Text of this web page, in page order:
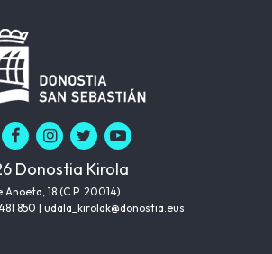
Donostia Kirola
Anoeta, 18 (C.P. 20014)
850 | udala_kirolak@donostia.eus